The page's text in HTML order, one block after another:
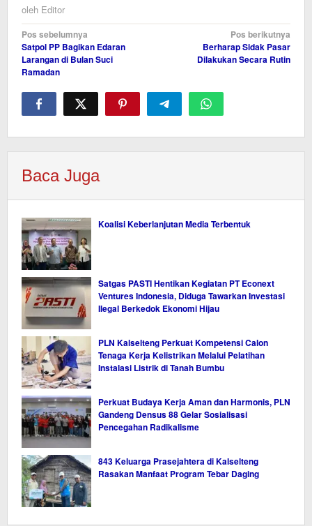
oleh Editor
Navigasi
pos
Pos sebelumnya
Satpol PP Bagikan Edaran
Larangan di Bulan Suci
Ramadan
Pos berikutnya
Berharap Sidak Pasar
Dilakukan Secara Rutin
Baca Juga
Koalisi Keberlanjutan Media Terbentuk
Satgas PASTI Hentikan Kegiatan PT Econext
Ventures Indonesia, Diduga Tawarkan Investasi
Ilegal Berkedok Ekonomi Hijau
PLN Kalselteng Perkuat Kompetensi Calon
Tenaga Kerja Kelistrikan Melalui Pelatihan
Instalasi Listrik di Tanah Bumbu
Perkuat Budaya Kerja Aman dan Harmonis, PLN
Gandeng Densus 88 Gelar Sosialisasi
Pencegahan Radikalisme
843 Keluarga Prasejahtera di Kalselteng
Rasakan Manfaat Program Tebar Daging